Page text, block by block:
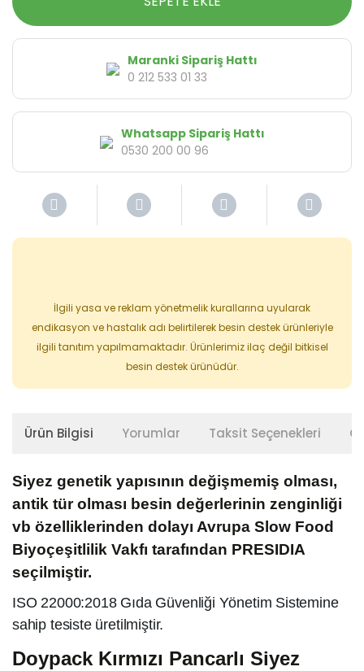
Maranki Sipariş Hattı
0 212 533 01 33
Whatsapp Sipariş Hattı
0530 200 00 96
İlgili yasa ve reklam yönetmelik kurallarına uyularak
endikasyon ve hastalık adı belirtilerek besin destek ürünleriyle
ilgili tanıtım yapılmamaktadır. Ürünlerimiz ilaç değil bitkisel
besin destek ürünüdür.
Ürün Bilgisi Yorumlar Taksit Seçenekleri
Siyez genetik yapısının değişmemiş olması,
antik tür olması besin değerlerinin zenginliği
vb özelliklerinden dolayı Avrupa Slow Food
Biyoçeşitlilik Vakfı tarafından PRESIDIA
seçilmiştir.
ISO 22000:2018 Gıda Güvenliği Yönetim Sistemine
sahip tesiste üretilmiştir.
Doypack Kırmızı Pancarlı Siyez